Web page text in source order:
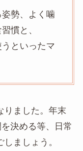
勢、よく噛
慣と、
といったマ
ました。年末
決める等、日常
ましょう。